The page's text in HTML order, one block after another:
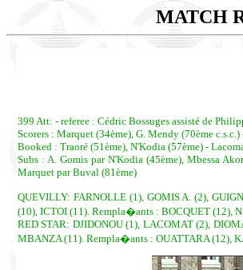
MATCH
399 Att: - referee : Cédric Bossuges assisté de
Scorers : Marquet (34ème), G. Mendy (70ème
Booked : Traoré (51ème), N'Kodia (57ème) -
Subs : A. Gomis par N'Kodia (45ème), Mbessa
Marquet par Buval (81ème)
QUEVILLY: FARNOLLE (1), GOMIS A. (2),
(10), ICTOI (11). Rempla�ants : BOCQUET
RED STAR: DJIDONOU (1), LACOMAT (2),
MBANZA (11). Rempla�ants : OUATTARA (12),